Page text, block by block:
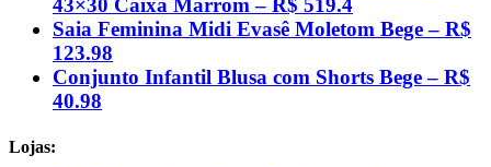
43×30 Caixa Marrom – R$ 519.4
Saia Feminina Midi Evasê Moletom Bege – R$
123.98
Conjunto Infantil Blusa com Shorts Bege – R$
40.98
Lojas: